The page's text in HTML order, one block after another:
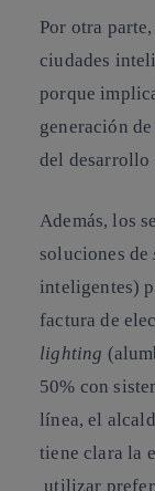
Por otra
ciudades
porque
generación
del desarrollo
Además, los
soluciones de
inteligentes)
factura de
lighting
50% con
línea, el
tiene clara la
utilizar